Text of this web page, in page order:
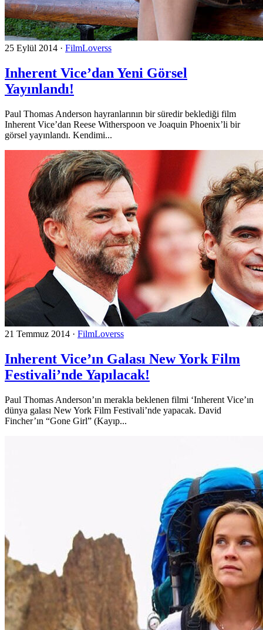
25 Eylül 2014 · FilmLoverss
Inherent Vice’dan Yeni Görsel
Yayınlandı!
Paul Thomas Anderson hayranlarının bir süredir beklediği film
Inherent Vice’dan Reese Witherspoon ve Joaquin Phoenix’li bir
görsel yayınlandı. Kendimi...
21 Temmuz 2014 · FilmLoverss
Inherent Vice’ın Galası New York Film
Festivali’nde Yapılacak!
Paul Thomas Anderson’ın merakla beklenen filmi ‘Inherent Vice’ın
dünya galası New York Film Festivali’nde yapacak. David
Fincher’ın “Gone Girl” (Kayıp...